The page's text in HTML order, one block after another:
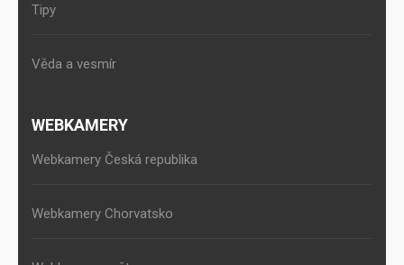
Tipy
Věda a vesmír
WEBKAMERY
Webkamery Česká republika
Webkamery Chorvatsko